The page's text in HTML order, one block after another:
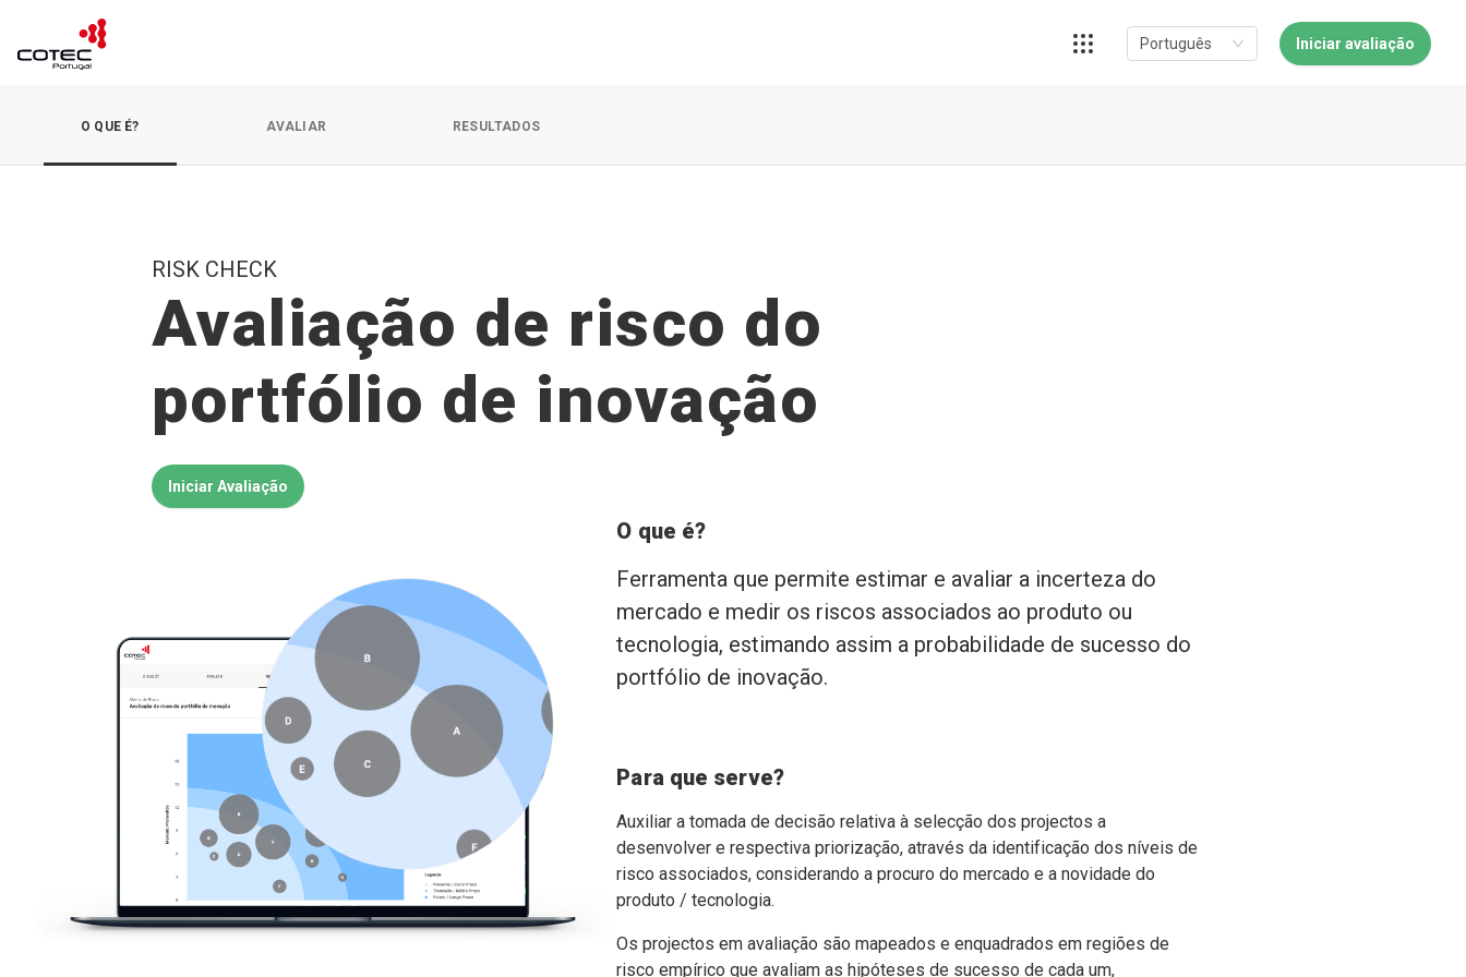
Português Iniciar avaliação
O QUE É? AVALIAR RESULTADOS
RISK CHECK
Avaliação de risco do
portfólio de inovação
Iniciar Avaliação
O que é?
Ferramenta que permite estimar e avaliar a incerteza do
mercado e medir os riscos associados ao produto ou
tecnologia, estimando assim a probabilidade de sucesso do
portfólio de inovação.
Para que serve?
Auxiliar a tomada de decisão relativa à selecção dos projectos a
desenvolver e respectiva priorização, através da identificação dos níveis de
risco associados, considerando a procuro do mercado e a novidade do
produto / tecnologia.
Os projectos em avaliação são mapeados e enquadrados em regiões de
risco empírico que avaliam as hipóteses de sucesso de cada um,